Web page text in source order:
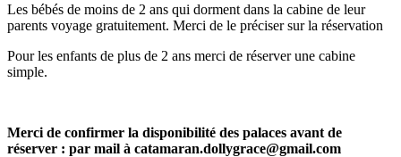
Les bébés de moins de 2 ans qui dorment dans la cabine de leur
parents voyage gratuitement. Merci de le préciser sur la réservation
Pour les enfants de plus de 2 ans merci de réserver une cabine
simple.
Merci de confirmer la disponibilité des palaces avant de
réserver : par mail à catamaran.dollygrace@gmail.com